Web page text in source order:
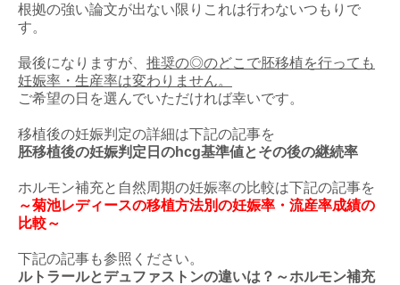
根拠の強い論文が出ない限りこれは行わないつもりで
す。
最後になりますが、 推奨の◎のどこで胚移植を行っても
妊娠率・生産率は変わりません。
ご希望の日を選んでいただければ幸いです。
移植後の妊娠判定の詳細は下記の記事を
胚移植後の妊娠判定日のhcg基準値とその後の継続率
ホルモン補充と自然周期の妊娠率の比較は下記の記事を
～菊池レディースの移植方法別の妊娠率・流産率成績の
比較～
下記の記事も参照ください。
ルトラールとデュファストンの違いは？～ホルモン補充